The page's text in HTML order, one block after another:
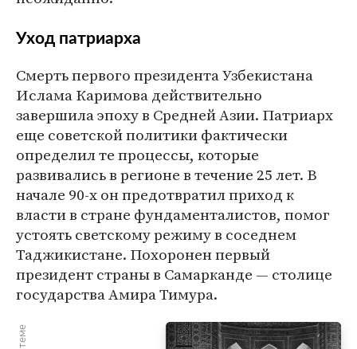
Уход патриарха
Смерть первого президента Узбекистана
Ислама Каримова действительно
завершила эпоху в Средней Азии. Патриарх
еще советской политики фактически
определил те процессы, которые
развивались в регионе в течение 25 лет. В
начале 90-х он предотвратил приход к
власти в стране фундаменталистов, помог
устоять светскому режиму в соседнем
Таджикистане. Похоронен первый
президент страны в Самарканде — столице
государства Амира Тимура.